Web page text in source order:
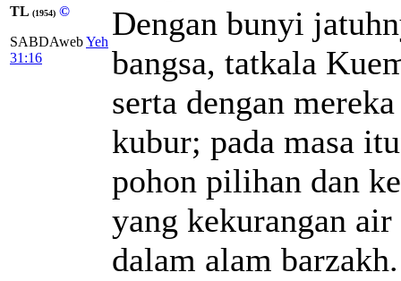
TL (1954) ©
SABDAwebYeh
31:16
Dengan bunyi
bangsa, tatkala
serta dengan
kubur; pada masa
pohon pilihan dan
yang kekurangan
dalam alam barzakh.